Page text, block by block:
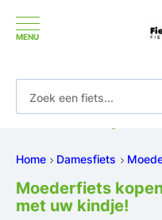
MENU
Home Damesfiets
Moederfiets
met uw kindje!